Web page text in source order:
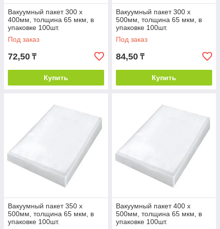
Вакуумный пакет 300 х
400мм, толщина 65 мкм, в
упаковке 100шт.
Под заказ
72,50 ₸
Купить
Вакуумный пакет 300 х
500мм, толщина 65 мкм, в
упаковке 100шт.
Под заказ
84,50 ₸
Купить
Вакуумный пакет 350 х
500мм, толщина 65 мкм, в
упаковке 100шт.
Вакуумный пакет 400 х
500мм, толщина 65 мкм, в
упаковке 100шт.